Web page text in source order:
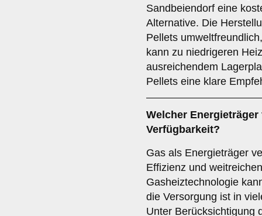
Sandbeiendorf eine
Alternative. Die
Pellets
kann zu niedrigeren
ausreichendem
Pellets eine klare
Welcher Energieträger
Verfügbarkeit?
Gas als Energieträger
Effizienz und
Gasheiztechnologie
die Versorgung ist in
Unter Berücksichtigung